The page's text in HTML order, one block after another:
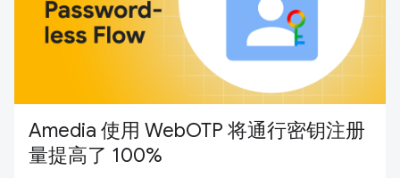
Amedia 使用 WebOTP 将通行密钥注册
量提高了 100%